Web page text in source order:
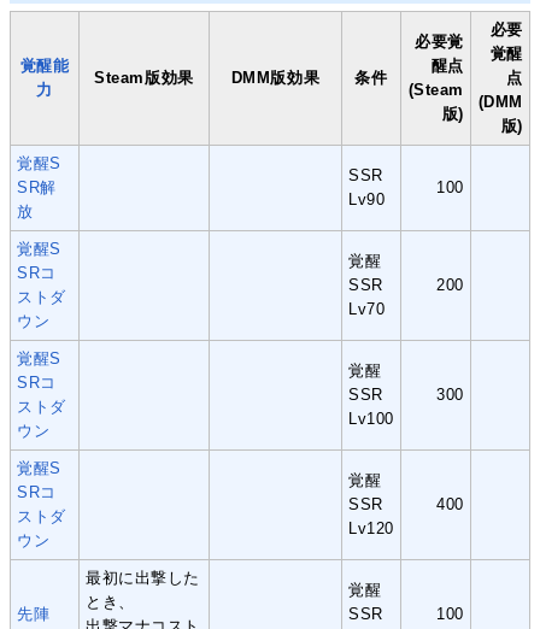
覚醒能
力
Steam版効果 DMM版効果 条件
必要覚
醒点
(Steam
版)
必要
覚醒
点
(DMM
版)
覚醒S
SR解
放
SSR
Lv90
100
覚醒S
SRコ
ストダ
ウン
覚醒
SSR
Lv70
200
覚醒S
SRコ
ストダ
ウン
覚醒
SSR
Lv100
300
覚醒S
SRコ
ストダ
ウン
覚醒
SSR
Lv120
400
先陣
最初に出撃した
とき、
覚醒
SSR
100